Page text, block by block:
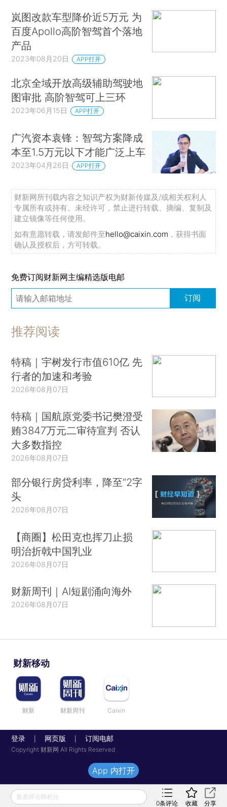
岚图改款车型降价近5万元 为
百度Apollo高阶智驾首个落地
产品
2023年08月20日 APP打开
北京全域开放高级辅助驾驶地
图审批 高阶智驾可上三环
2023年06月15日 APP打开
广汽资本袁锋：智驾方案降成
本至1.5万元以下才能广泛上车
2023年04月26日 APP打开
财新网所刊载内容之知识产权为财新传媒及/或相关权利人
专属所有或持有。未经许可，禁止进行转载、摘编、复制及
建立镜像等任何使用。
如有意愿转载，请发邮件至hello@caixin.com ，获得书面
确认及授权后，方可转载。
免费订阅财新网主编精选版电邮
订阅
推荐阅读
特稿｜宇树发行市值610亿 先
行者的加速和考验
2026年08月07日
特稿｜国航原党委书记樊澄受
贿3847万元二审待宣判 否认
大多数指控
2026年08月07日
部分银行房贷利率，降至“2字
头
2026年08月07日
【商圈】松田克也挥刀止损
明治折戟中国乳业
2026年08月07日
财新周刊｜AI短剧涌向海外
2026年08月07日
财新移动
财新 财新周刊 Caixin
登录 网页版 订阅电邮
Copyright 财新网 All Rights Reserved
发表评论得积分
0条评论 收藏 分享
App 内打开